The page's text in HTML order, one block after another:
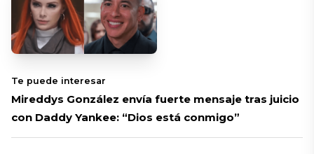
Te puede interesar
Mireddys González envía fuerte mensaje tras juicio
con Daddy Yankee: “Dios está conmigo”